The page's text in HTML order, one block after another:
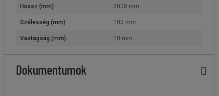
Hossz (mm) 2000 mm
Szélesség (mm) 100 mm
Vastagság (mm) 18 mm
Dokumentumok